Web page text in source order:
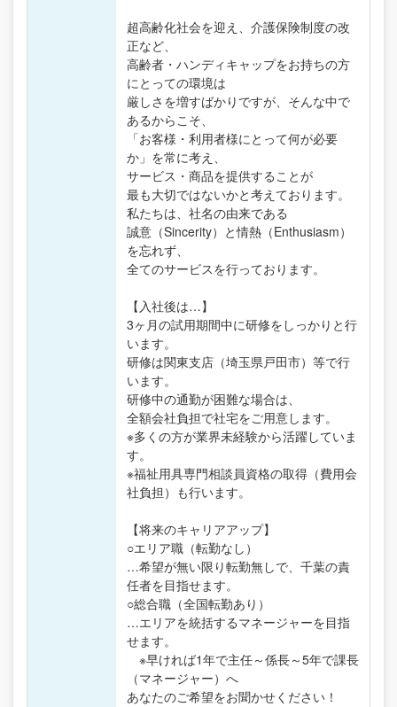
超高齢化社会を迎え、介護保険制度の改
正など、
高齢者・ハンディキャップをお持ちの方
にとっての環境は
厳しさを増すばかりですが、そんな中で
あるからこそ、
「お客様・利用者様にとって何が必要
か」を常に考え、
サービス・商品を提供することが
最も大切ではないかと考えております。
私たちは、社名の由来である
誠意（Sincerity）と情熱（Enthusiasm）
を忘れず、
全てのサービスを行っております。
【入社後は…】
3ヶ月の試用期間中に研修をしっかりと行
います。
研修は関東支店（埼玉県戸田市）等で行
います。
研修中の通勤が困難な場合は、
全額会社負担で社宅をご用意します。
※多くの方が業界未経験から活躍していま
す。
※福祉用具専門相談員資格の取得（費用会
社負担）も行います。
【将来のキャリアアップ】
○エリア職（転勤なし）
…希望が無い限り転勤無しで、千葉の責
任者を目指せます。
○総合職（全国転勤あり）
…エリアを統括するマネージャーを目指
せます。
※早ければ1年で主任～係長～5年で課長
（マネージャー）へ
あなたのご希望をお聞かせください！